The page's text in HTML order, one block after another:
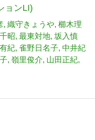
ョンLI)
織守きょうや 櫛木理
昭 最東対地 坂入慎
紀 雀野日名子 中井紀
嶺里俊介 山田正紀